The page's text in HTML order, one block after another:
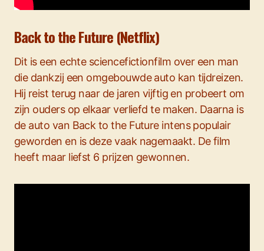
Back to the Future (Netflix)
Dit is een echte sciencefictionfilm over een man
die dankzij een omgebouwde auto kan tijdreizen.
Hij reist terug naar de jaren vijftig en probeert om
zijn ouders op elkaar verliefd te maken. Daarna is
de auto van Back to the Future intens populair
geworden en is deze vaak nagemaakt. De film
heeft maar liefst 6 prijzen gewonnen.